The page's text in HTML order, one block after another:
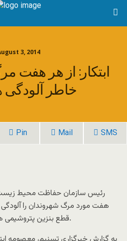
3, 2014
ابتکار: از هر هفت
خاطر
Pin Mail SMS
رئیس سازمان حفاظت محیط زیست
هفت مورد مرگ شهروندان را
قطع بنزین پتروشیمی هوای تهران بهبود یافته‌است.